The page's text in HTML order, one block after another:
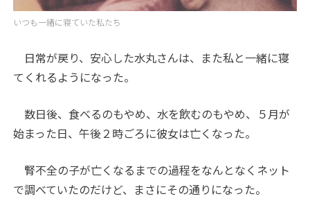
いつも一緒に寝ていた私たち
日常が戻り、安心した水丸さんは、また私と一緒に寝
てくれるようになった。
数日後、食べるのもやめ、水を飲むのもやめ、５月が
始まった日、午後２時ごろに彼女は亡くなった。
腎不全の子が亡くなるまでの過程をなんとなくネット
で調べていたのだけど、まさにその通りになった。